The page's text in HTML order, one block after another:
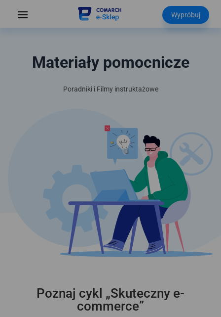
Wypróbuj
Materiały pomocnicze
Poradniki i Filmy instruktażowe
Poznaj cykl „Skuteczny e-
commerce”